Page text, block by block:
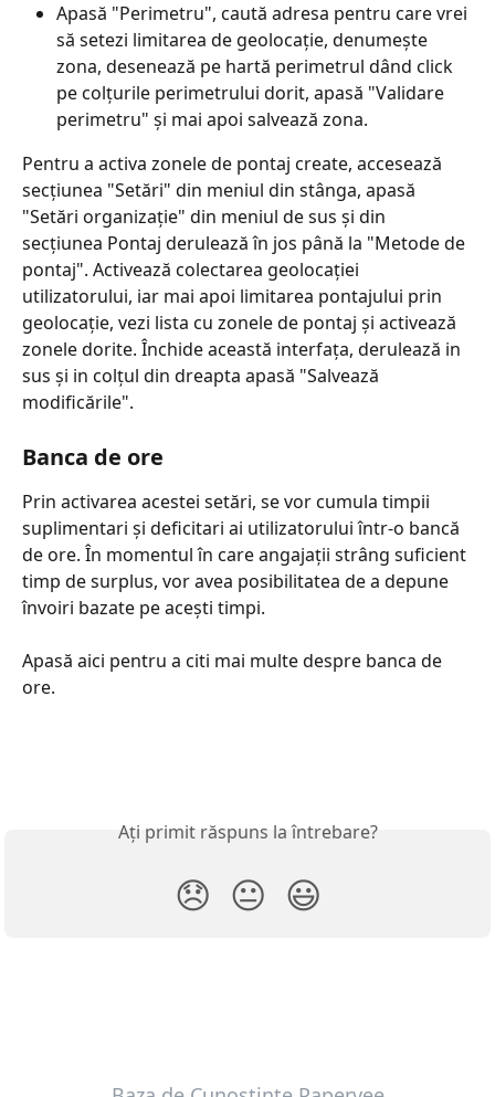
Apasă "Perimetru", caută adresa pentru care vrei
să setezi limitarea de geolocație, denumește
zona, desenează pe hartă perimetrul dând click
pe colțurile perimetrului dorit, apasă "Validare
perimetru" și mai apoi salvează zona.
Pentru a activa zonele de pontaj create, accesează
secțiunea "Setări" din meniul din stânga, apasă
"Setări organizație" din meniul de sus și din
secțiunea Pontaj derulează în jos până la "Metode de
pontaj". Activează colectarea geolocației
utilizatorului, iar mai apoi limitarea pontajului prin
geolocație, vezi lista cu zonele de pontaj și activează
zonele dorite. Închide această interfața, derulează in
sus și in colțul din dreapta apasă "Salvează
modificările".
Banca de ore
Prin activarea acestei setări, se vor cumula timpii
suplimentari și deficitari ai utilizatorului într-o bancă
de ore. În momentul în care angajații strâng suficient
timp de surplus, vor avea posibilitatea de a depune
învoiri bazate pe acești timpi.
Apasă aici pentru a citi mai multe despre banca de
ore.
Ați primit răspuns la întrebare?
😞 😐 😃